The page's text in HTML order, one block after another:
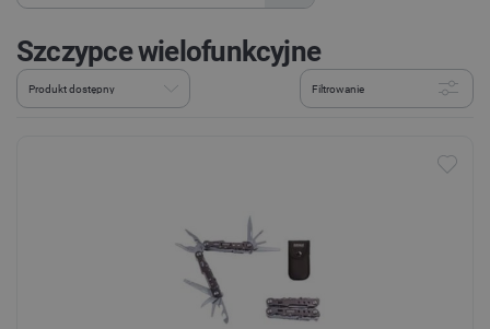
Szczypce wielofunkcyjne
Filtrowanie